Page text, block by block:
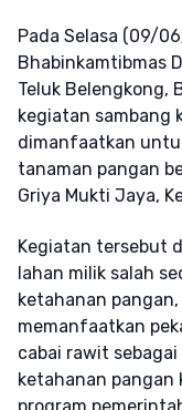
Pada Selasa (09/
Bhabinkamtibmas
Teluk Belengkong,
kegiatan sambang
dimanfaatkan
tanaman pangan
Griya Mukti Jaya,
Kegiatan tersebut
lahan milik salah
ketahanan
memanfaatkan
cabai rawit
ketahanan pangan